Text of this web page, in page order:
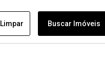
Limpar Buscar Imóveis